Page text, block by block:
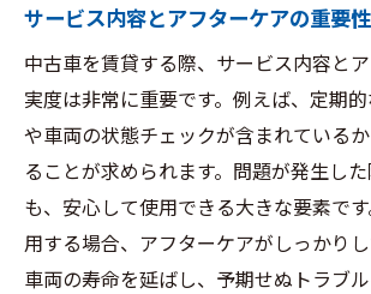
サービス内容とアフターケアの重要性
中古車を賃貸する際、サービス内容と
実度は非常に重要です。例えば、定期
や車両の状態チェックが含まれている
ることが求められます。問題が発生し
も、安心して使用できる大きな要素で
用する場合、アフターケアがしっかりし
車両の寿命を延ばし、予期せぬトラブ